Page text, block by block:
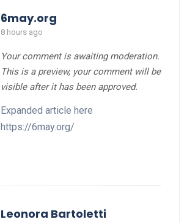
Your comment is awaiting moderation.
This is a preview, your comment will be
visible after it has been approved.
Expanded article here
https://6may.org/
6may.org
8 hours ago
Leonora Bartoletti